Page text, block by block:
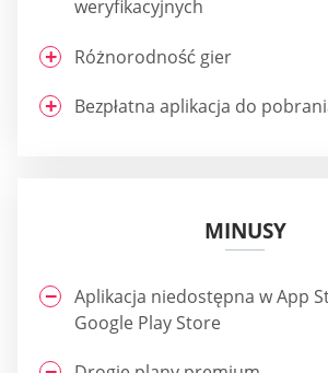
weryfikacyjnych
Różnorodność gier
Bezpłatna aplikacja do
MINUSY
Aplikacja niedostępna w App
Google Play Store